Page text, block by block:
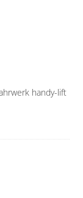
handy-lift